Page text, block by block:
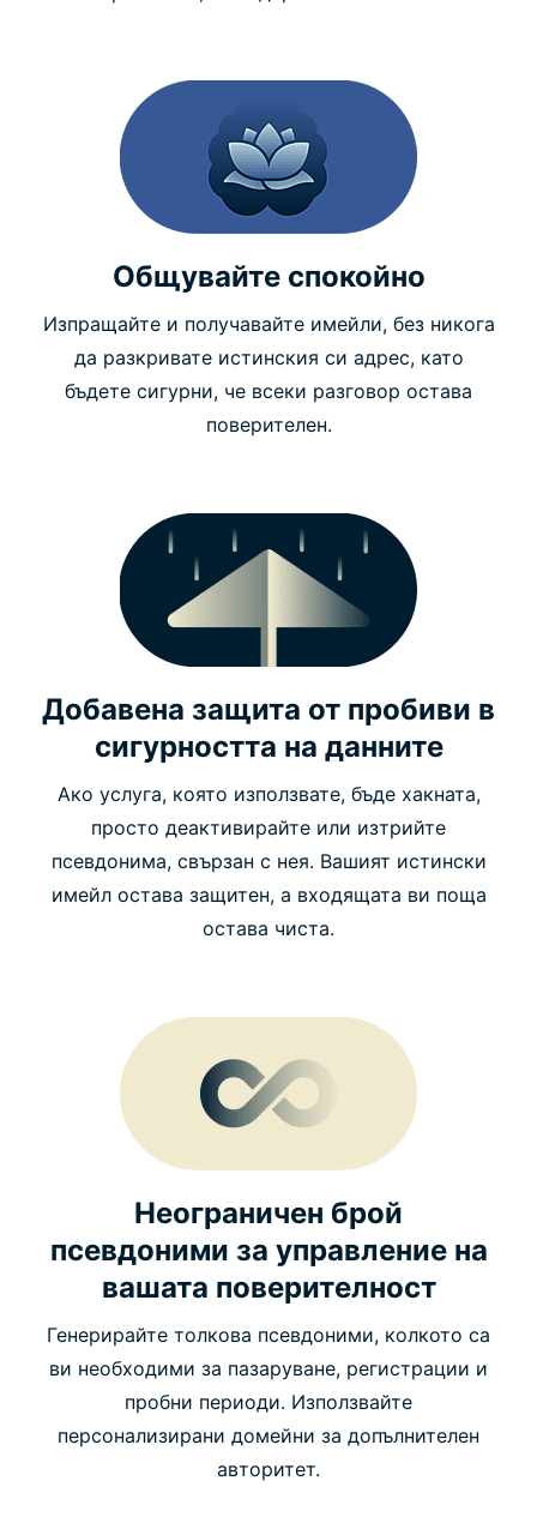
Общувайте спокойно
Изпращайте и получавайте имейли, без никога
да разкривате истинския си адрес, като
бъдете сигурни, че всеки разговор остава
поверителен.
Добавена защита от пробиви в
сигурността на данните
Ако услуга, която използвате, бъде хакната,
просто деактивирайте или изтрийте
псевдонима, свързан с нея. Вашият истински
имейл остава защитен, а входящата ви поща
остава чиста.
Неограничен брой
псевдоними за управление на
вашата поверителност
Генерирайте толкова псевдоними, колкото са
ви необходими за пазаруване, регистрации и
пробни периоди. Използвайте
персонализирани домейни за допълнителен
авторитет.